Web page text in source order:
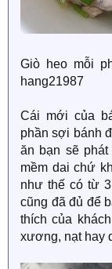
Giò heo mỗi
hang21987
Cái mới của
phần sợi bánh
ăn bạn sẽ
mềm dai chứ
như thế có từ
cũng đã đủ để
thích của
xương, nạt hay